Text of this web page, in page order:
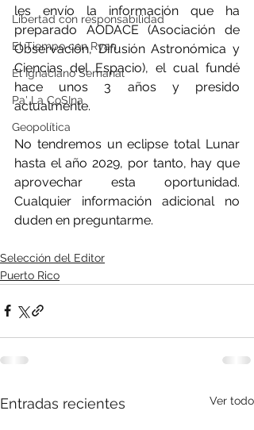
Libertad con responsabilidad
El Tiempo con Ryan
El Ignaciano Semanal
Pa' La CoSIna
Geopolítica
les envío la información que ha
preparado AODACE (Asociación de
Observación, Difusión Astronómica y
Ciencias del Espacio), el cual fundé
hace unos 3 años y presido
actualmente.
No tendremos un eclipse total Lunar
hasta el año 2029, por tanto, hay que
aprovechar esta oportunidad.
Cualquier información adicional no
duden en preguntarme.
Selección del Editor
Puerto Rico
Entradas recientes Ver todo